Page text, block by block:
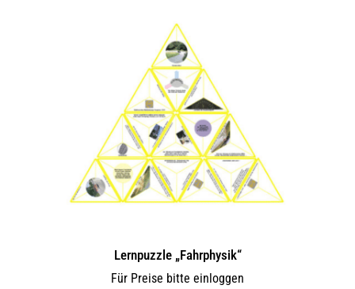
Lernpuzzle „Fahrphysik“
Für Preise bitte einloggen